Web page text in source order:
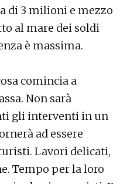
di 3 milioni e mezzo
al mare dei soldi
è massima.
comincia a
Non sarà
gli interventi in un
ad essere
Lavori delicati,
Tempo per la loro